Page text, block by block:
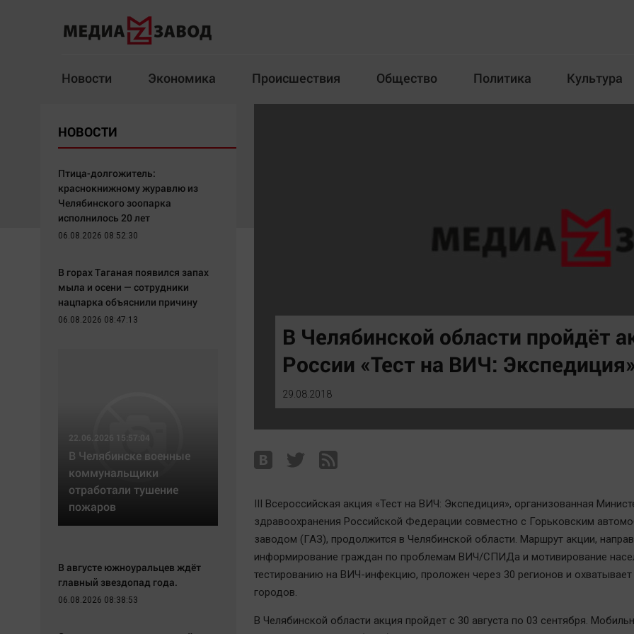
Новости Экономика Происшествия Общество Политика Культура
Здоровье
Архив
Общество
Политика
Экономика
Технологии
Отраслевые темы
Медиаграмотность
Челябинск космический
Другие рубрики
English version
Online-консультация
Вкусное
Гороскоп
ЖКХ
Интервью
В Челябинской области пройдёт
России «Тест на ВИЧ: Экспедиция»
29.08.2018
III Всероссийская акция «Тест на ВИЧ: Экспедиция», организованная
здравоохранения Российской Федерации совместно с Горьковским
заводом (ГАЗ), продолжится в Челябинской области. Маршрут акции,
информирование граждан по проблемам ВИЧ/СПИДа и мотивирование
тестированию на ВИЧ-инфекцию, проложен через 30 регионов и охватывает
городов.
В Челябинской области акция пройдет с 30 августа по 03 сентября.
НОВОСТИ
Птица-долгожитель:
краснокнижному журавлю из
Челябинского зоопарка
исполнилось 20 лет
06.08.2026 08:52:30
В горах Таганая появился запах
мыла и осени — сотрудники
нацпарка объяснили причину
06.08.2026 08:47:13
22.06.2026 15:57:04
В Челябинске военные
коммунальщики
отработали тушение
пожаров
В августе южноуральцев ждёт
главный звездопад года.
06.08.2026 08:38:53